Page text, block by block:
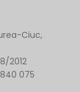
Ciuc,
2012
075